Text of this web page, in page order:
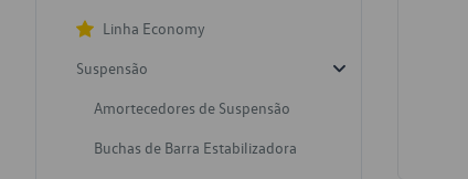
Linha Economy
Suspensão
Amortecedores de Suspensão
Buchas de Barra Estabilizadora